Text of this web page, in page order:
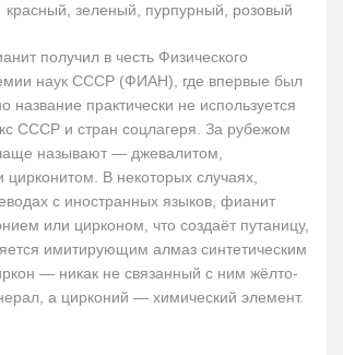
красный, зеленый, пурпурный, розовый
получил в честь Физического
наук СССР (ФИАН), где впервые был
название практически не используется
СССР и стран соцлагеря. За рубежом
называют — джевалитом,
цирконитом. В некоторых случаях,
с иностранных языков, фианит
или цирконом, что создаёт путаницу,
имитирующим алмаз синтетическим
— никак не связанный с ним жёлто-
а цирконий — химический элемент.